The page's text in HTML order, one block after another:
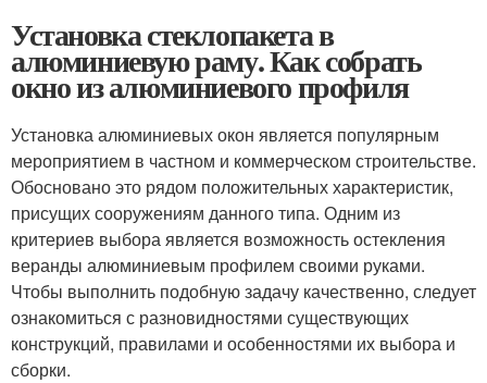
Установка стеклопакета в
алюминиевую раму. Как собрать
окно из алюминиевого профиля
Установка алюминиевых окон является популярным
мероприятием в частном и коммерческом строительстве.
Обосновано это рядом положительных характеристик,
присущих сооружениям данного типа. Одним из
критериев выбора является возможность остекления
веранды алюминиевым профилем своими руками.
Чтобы выполнить подобную задачу качественно, следует
ознакомиться с разновидностями существующих
конструкций, правилами и особенностями их выбора и
сборки.